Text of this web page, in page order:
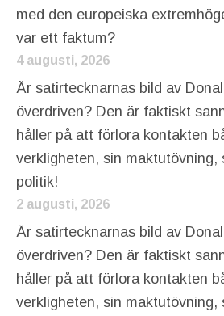
med den europeiska
var ett faktum?
4 augusti, 2026
Är satirtecknarnas bild av
överdriven? Den är faktiskt
håller på att förlora kontakten
verkligheten, sin maktutövning,
politik!
2 augusti, 2026
Är satirtecknarnas bild av
överdriven? Den är faktiskt
håller på att förlora kontakten
verkligheten, sin maktutövning,